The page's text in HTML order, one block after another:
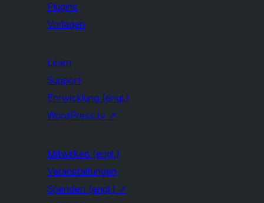
Plugins
Vorlagen
Learn
Support
Entwicklung (engl.)
WordPress.tv ↗
Mitwirken (engl.)
Veranstaltungen
Spenden (engl.) ↗